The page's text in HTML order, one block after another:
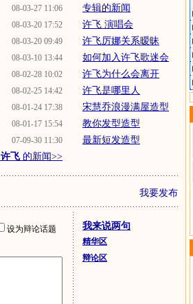
08-03-27 11:06
08-03-20 17:52
08-03-20 09:49
08-03-10 13:44
08-02-28 10:02
08-02-25 14:42
08-01-24 17:38
08-01-17 15:54
07-09-30 11:30
许飞 的新闻>>
专辑的新闻
许飞 演唱会
许飞厉娜关系暧昧
如何加入许飞歌迷会
许飞为什么会离开
许飞是哪里人
宋慧乔浪漫满屋造型
教你发型造型
最新短发造型
我要发布
设为辩论话题
我来说两句
精华区
辩论区